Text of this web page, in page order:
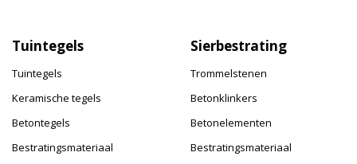
Tuintegels
Tuintegels
Keramische tegels
Betontegels
Bestratingsmateriaal
Sierbestrating
Trommelstenen
Betonklinkers
Betonelementen
Bestratingsmateriaal